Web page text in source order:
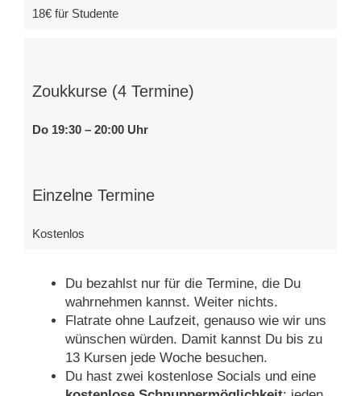
18€ für Studente
Zoukkurse (4 Termine)
Do 19:30 – 20:00 Uhr
Einzelne Termine
Kostenlos
Du bezahlst nur für die Termine, die Du
wahrnehmen kannst. Weiter nichts.
Flatrate ohne Laufzeit, genauso wie wir uns
wünschen würden. Damit kannst Du bis zu
13 Kursen jede Woche besuchen.
Du hast zwei kostenlose Socials und eine